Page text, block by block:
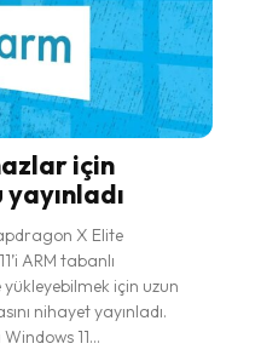
için
yayınladı
X Elite
ARM tabanlı
için uzun
nihayet yayınladı.
11...